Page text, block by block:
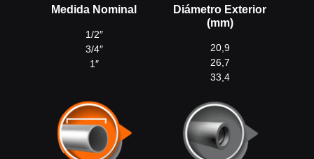
Medida Nominal
1/2″
3/4″
1″
Diámetro Exterior
(mm)
20,9
26,7
33,4